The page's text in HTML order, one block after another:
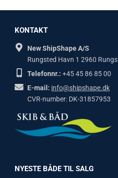
KONTAKT
New ShipShape A/S
Rungsted Havn 1 2960
Telefonnr.: +45 45 86 85 00
E-mail: info@shipshape.dk
CVR-number: DK-31857953
NYESTE BÅDE TIL SALG